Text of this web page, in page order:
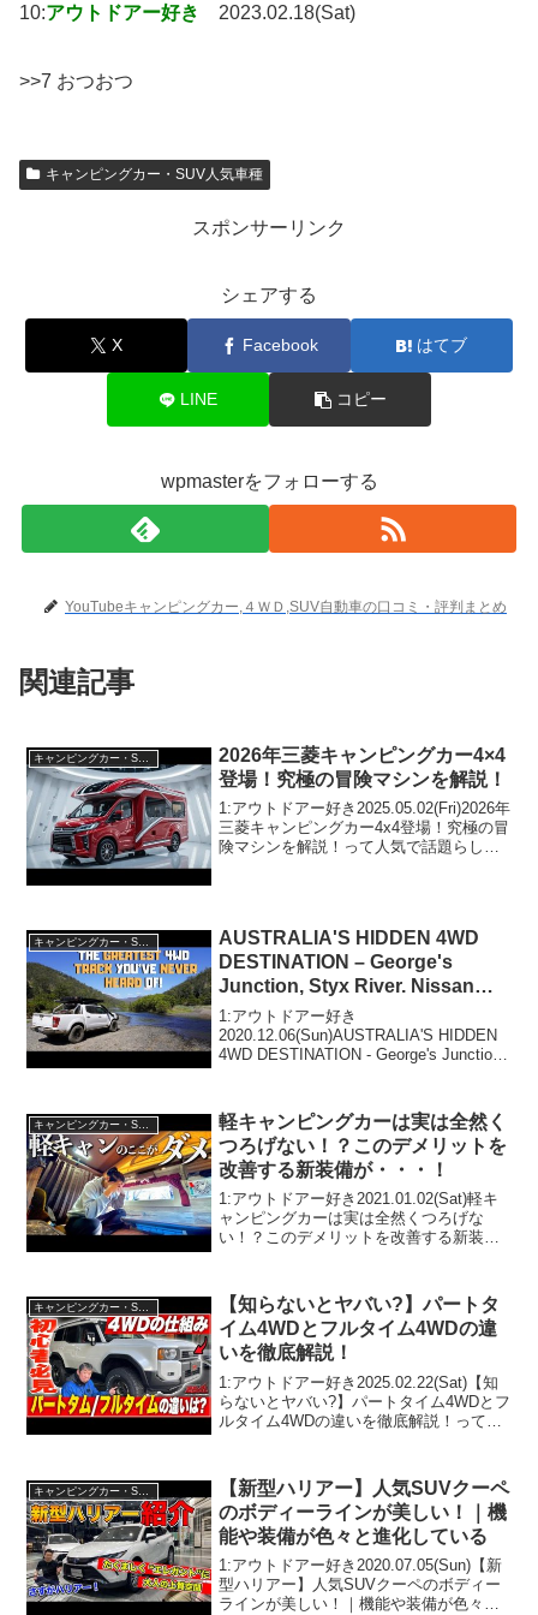
10:アウトドアー好き 2023.02.18(Sat)
>>7 おつおつ
キャンピングカー・SUV人気車種
スポンサーリンク
シェアする
X Facebook はてブ
LINE コピー
wpmasterをフォローする
YouTubeキャンピングカー,４ＷＤ,SUV自動車の口コミ・評判まとめ
関連記事
キャンピングカー・SUV人気車種
2026年三菱キャンピングカー4×4
登場！究極の冒険マシンを解説！
1:アウトドアー好き2025.05.02(Fri)2026年
三菱キャンピングカー4x4登場！究極の冒
険マシンを解説！って人気で話題らしい
AUSTRALIA'S HIDDEN 4WD
DESTINATION – George's
Junction, Styx River. Nissan
Navara Np300
1:アウトドアー好き
2020.12.06(Sun)AUSTRALIA'S HIDDEN
4WD DESTINATION - George's Junction,
キャンピングカー・SUV人気車種
軽キャンピングカーは実は全然く
つろげない！？このデメリットを
改善する新装備が・・・！
1:アウトドアー好き2021.01.02(Sat)軽キ
ャンピングカーは実は全然くつろげな
い！？このデメリットを改善する新装備
2021.01.02(Sat)この動画は注目で...
キャンピングカー・SUV人気車種
【知らないとヤバい?】パートタ
イム4WDとフルタイム4WDの違
いを徹底解説！
1:アウトドアー好き2025.02.22(Sat)【知
らないとヤバい?】パートタイム4WDとフ
ルタイム4WDの違いを徹底解説！って人
画は注目です！3:...
【新型ハリアー】人気SUVクーペ
のボディーラインが美しい！｜機
能や装備が色々と進化している
1:アウトドアー好き2020.07.05(Sun)【新
型ハリアー】人気SUVクーペのボディー
ラインが美しい！｜機能や装備が色々と